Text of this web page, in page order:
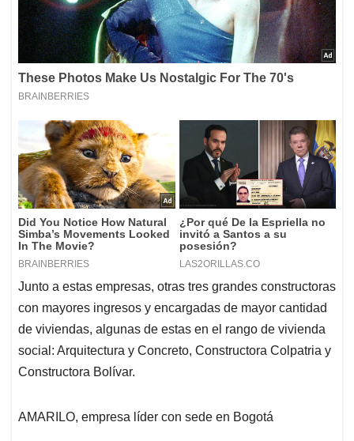
Junto a estas empresas, otras tres grandes constructoras
con mayores ingresos y encargadas de mayor cantidad
de viviendas, algunas de estas en el rango de vivienda
social: Arquitectura y Concreto, Constructora Colpatria y
Constructora Bolívar.
AMARILO, empresa líder con sede en Bogotá